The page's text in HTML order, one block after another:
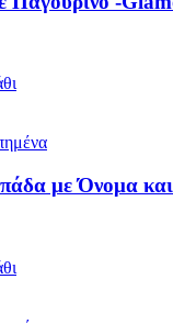
με Όνομα